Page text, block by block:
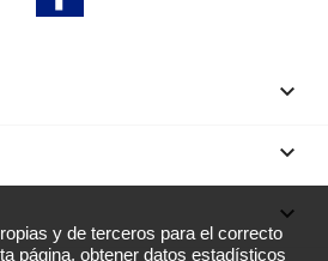



y de terceros para el correcto
página, obtener datos estadísticos